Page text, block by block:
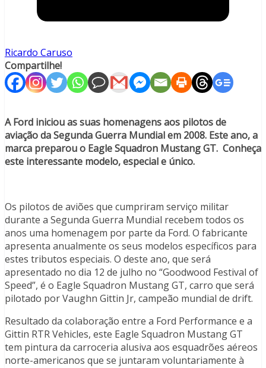
Ricardo Caruso
Compartilhe!
A Ford iniciou as suas homenagens aos pilotos de
aviação da Segunda Guerra Mundial em 2008. Este ano, a
marca preparou o Eagle Squadron Mustang GT. Conheça
este interessante modelo, especial e único.
Os pilotos de aviões que cumpriram serviço militar
durante a Segunda Guerra Mundial recebem todos os
anos uma homenagem por parte da Ford. O fabricante
apresenta anualmente os seus modelos específicos para
estes tributos especiais. O deste ano, que será
apresentado no dia 12 de julho no “Goodwood Festival of
Speed”, é o Eagle Squadron Mustang GT, carro que será
pilotado por Vaughn Gittin Jr, campeão mundial de drift.
Resultado da colaboração entre a Ford Performance e a
Gittin RTR Vehicles, este Eagle Squadron Mustang GT
tem pintura da carroceria alusiva aos esquadrões aéreos
norte-americanos que se juntaram voluntariamente à